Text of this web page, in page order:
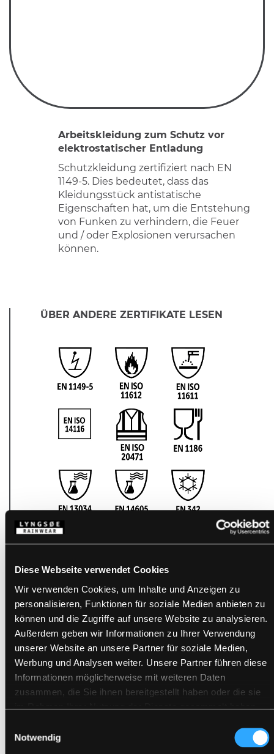
Diese Webseite verwendet Cookies
Wir verwenden Cookies, um Inhalte und Anzeigen zu
personalisieren, Funktionen für soziale Medien anbieten zu
können und die Zugriffe auf unsere Website zu analysieren.
Außerdem geben wir Informationen zu Ihrer Verwendung
unserer Website an unsere Partner für soziale Medien,
Werbung und Analysen weiter. Unsere Partner führen diese
Informationen möglicherweise mit weiteren Daten
zusammen, die Sie ihnen bereitgestellt haben oder die sie
im Rahmen Ihrer Nutzung der Dienste gesammelt haben.
Notwendig
Arbeitskleidung zum Schutz vor
elektrostatischer Entladung
Schutzkleidung zertifiziert nach EN
1149-5. Dies bedeutet, dass das
Kleidungsstück antistatische
Eigenschaften hat, um die Entstehung
von Funken zu verhindern, die Feuer
und / oder Explosionen verursachen
können.
ÜBER ANDERE ZERTIFIKATE LESEN
PRODUKTE MIT DIESEM
ZERTIFIKAT